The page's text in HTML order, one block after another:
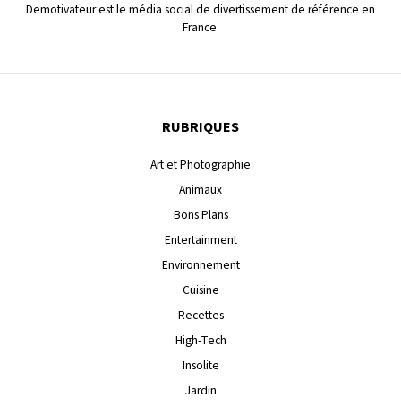
Demotivateur est le média social de divertissement de référence en
France.
RUBRIQUES
Art et Photographie
Animaux
Bons Plans
Entertainment
Environnement
Cuisine
Recettes
High-Tech
Insolite
Jardin